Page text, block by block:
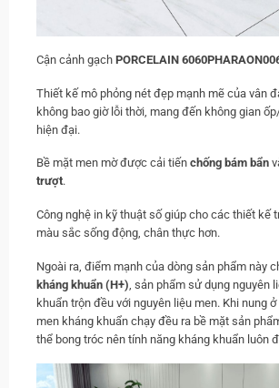
Cận cảnh gạch PORCELAIN
Thiết kế mô phỏng nét đẹp mạnh mẽ của vân
không bao giờ lỗi thời, mang đến không gian
hiện đại.
Bề mặt men mờ được cải tiến chống bám bẩn
trượt.
Công nghệ in kỹ thuật số giúp cho các thiết kế
màu sắc sống động, chân thực hơn.
Ngoài ra, điểm mạnh của dòng sản phẩm này
kháng khuẩn (H+) , sản phẩm sử dụng nguyên
khuẩn trộn đều với nguyên liệu men. Khi nung
men kháng khuẩn chạy đều ra bề mặt sản
thể bong tróc nên tính năng kháng khuẩn luôn